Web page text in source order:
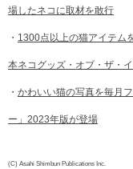
場したネコに取材を敢行
・ 1300点以上の猫アイテム
本ネコグッズ・オブ・ザ・
・ かわいい猫の写真を毎月
ー」2023年版が登場
(C) Asahi Shimbun Publications Inc.